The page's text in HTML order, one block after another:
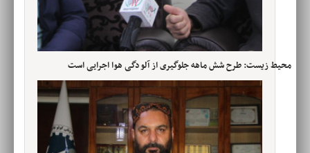
محیط زیست: طرح شش ماهه جلوگیری از آلودگی هوا اجرایی است